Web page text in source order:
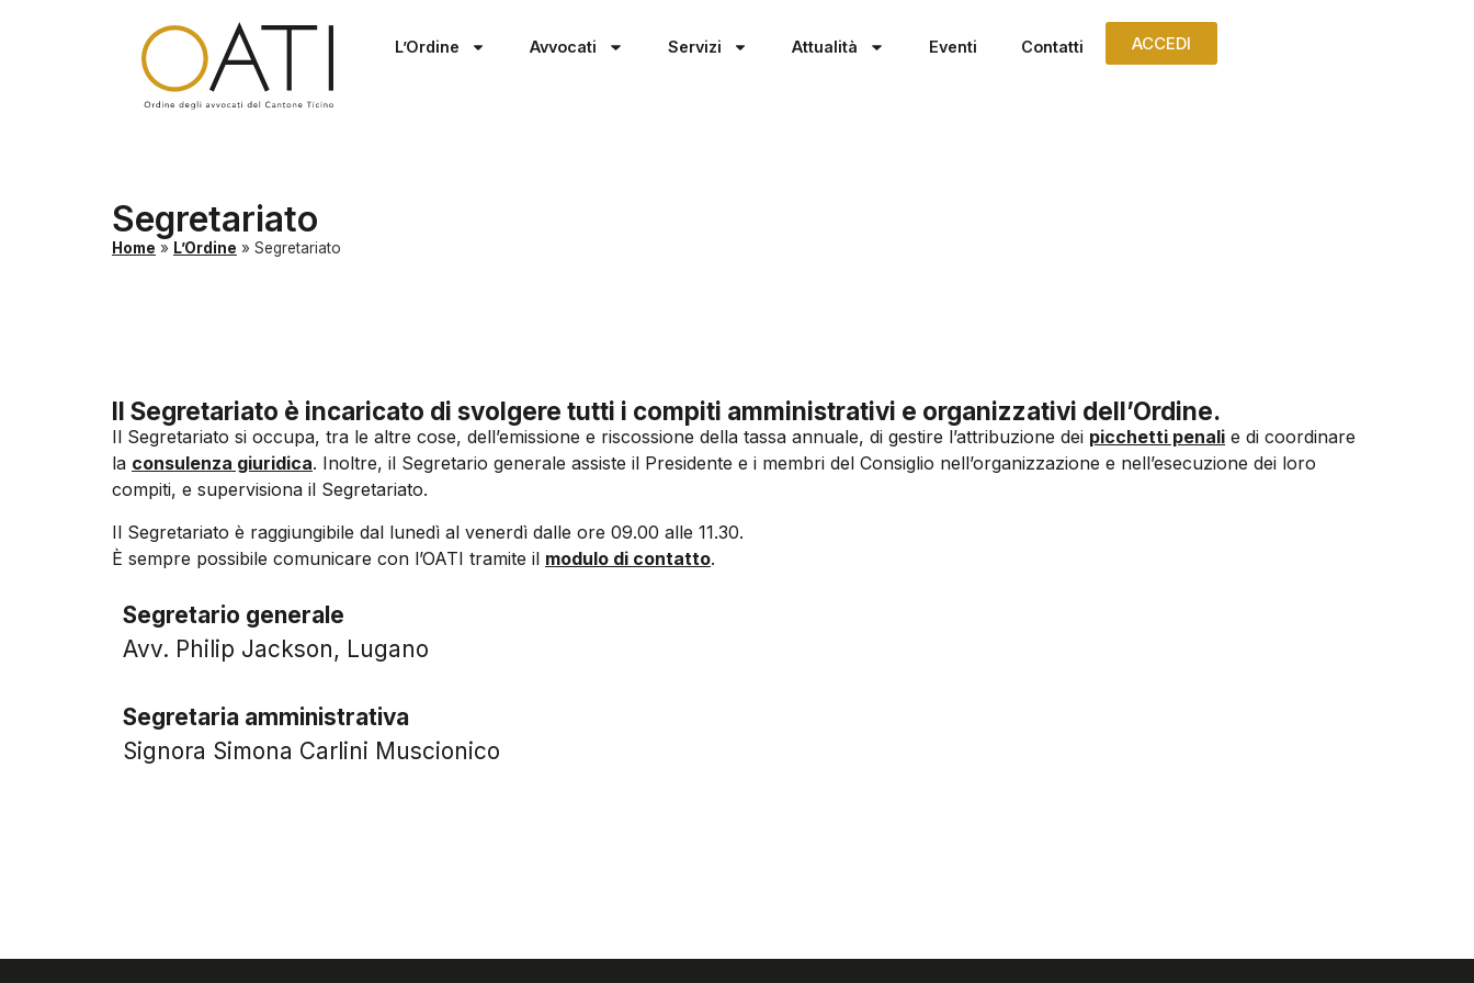
L’Ordine Avvocati Servizi Attualità Eventi Contatti ACCEDI
Segretariato
Home » L’Ordine » Segretariato
Il Segretariato è incaricato di svolgere tutti i compiti amministrativi e organizzativi dell’Ordine.
Il Segretariato si occupa, tra le altre cose, dell’emissione e riscossione della tassa annuale, di gestire l’attribuzione dei picchetti penali e di coordinare
la consulenza giuridica. Inoltre, il Segretario generale assiste il Presidente e i membri del Consiglio nell’organizzazione e nell’esecuzione dei loro
compiti, e supervisiona il Segretariato.
Il Segretariato è raggiungibile dal lunedì al venerdì dalle ore 09.00 alle 11.30.
È sempre possibile comunicare con l’OATI tramite il modulo di contatto.
Segretario generale
Avv. Philip Jackson, Lugano
Segretaria amministrativa
Signora Simona Carlini Muscionico